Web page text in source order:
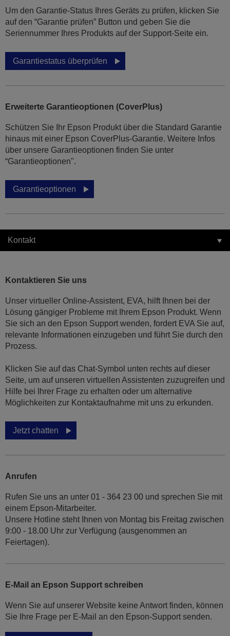
Um den Garantie-Status Ihres Geräts zu prüfen, klicken Sie
auf den “Garantie prüfen” Button und geben Sie die
Seriennummer Ihres Produkts auf der Support-Seite ein.
Garantiestatus überprüfen
Erweiterte Garantieoptionen (CoverPlus)
Schützen Sie Ihr Epson Produkt über die Standard Garantie
hinaus mit einer Epson CoverPlus-Garantie. Weitere Infos
über unsere Garantieoptionen finden Sie unter
“Garantieoptionen".
Garantieoptionen
Kontakt
Kontaktieren Sie uns
Unser virtueller Online-Assistent, EVA, hilft Ihnen bei der
Lösung gängiger Probleme mit Ihrem Epson Produkt. Wenn
Sie sich an den Epson Support wenden, fordert EVA Sie auf,
relevante Informationen einzugeben und führt Sie durch den
Prozess.
Klicken Sie auf das Chat-Symbol unten rechts auf dieser
Seite, um auf unseren virtuellen Assistenten zuzugreifen und
Hilfe bei Ihrer Frage zu erhalten oder um alternative
Möglichkeiten zur Kontaktaufnahme mit uns zu erkunden.
Jetzt chatten
Anrufen
Rufen Sie uns an unter 01 - 364 23 00 und sprechen Sie mit
einem Epson-Mitarbeiter.
Unsere Hotline steht Ihnen von Montag bis Freitag zwischen
9:00 - 18.00 Uhr zur Verfügung (ausgenommen an
Feiertagen).
E-Mail an Epson Support schreiben
Wenn Sie auf unserer Website keine Antwort finden, können
Sie Ihre Frage per E-Mail an den Epson-Support senden.